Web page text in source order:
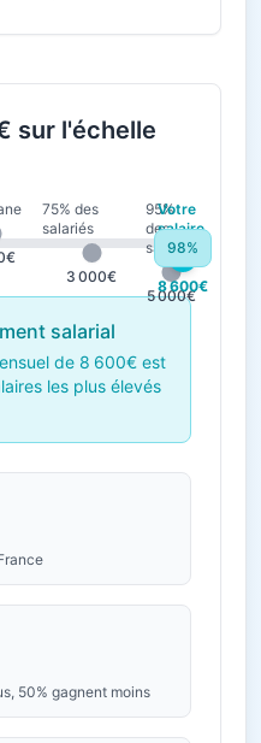
sur l'échelle
75% des
salariés
3 000€
95%
des
salariés
5 000€
Votre
salaire
8 600€
98%
salarial
de 8 600€ est
les plus élevés
50% gagnent moins